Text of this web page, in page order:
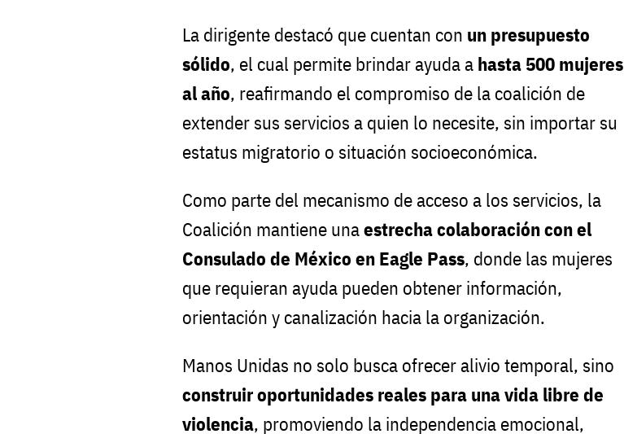
La dirigente destacó que cuentan con un presupuesto
sólido, el cual permite brindar ayuda a hasta 500 mujeres
al año, reafirmando el compromiso de la coalición de
extender sus servicios a quien lo necesite, sin importar su
estatus migratorio o situación socioeconómica.
Como parte del mecanismo de acceso a los servicios, la
Coalición mantiene unaestrecha colaboración con el
Consulado de México en Eagle Pass, donde las mujeres
que requieran ayuda pueden obtener información,
orientación y canalización hacia la organización.
Manos Unidas no solo busca ofrecer alivio temporal, sino
construir oportunidades reales para una vida libre de
violencia, promoviendo la independencia emocional,